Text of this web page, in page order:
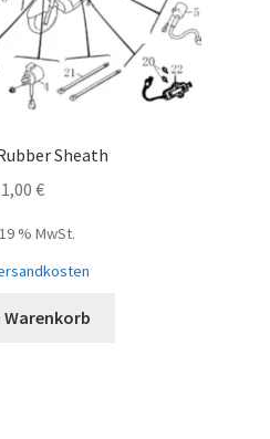
Sheath
1,00 €
% MwSt.
Warenkorb